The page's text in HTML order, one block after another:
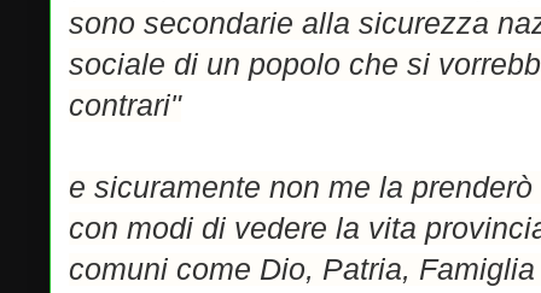
sono secondarie alla sicurezza
sociale di un popolo che si
contrari"
e sicuramente non me la
con modi di vedere la vita
comuni come Dio, Patria,